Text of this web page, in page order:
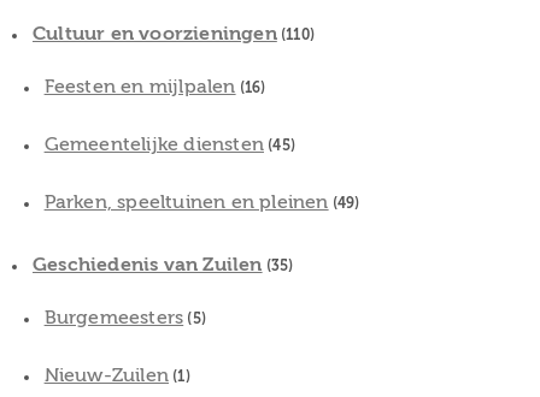
Cultuur en voorzieningen(110)
Feesten en mijlpalen (16)
Gemeentelijke diensten (45)
Parken, speeltuinen en pleinen (49)
Geschiedenis van Zuilen (35)
Burgemeesters (5)
Nieuw-Zuilen (1)